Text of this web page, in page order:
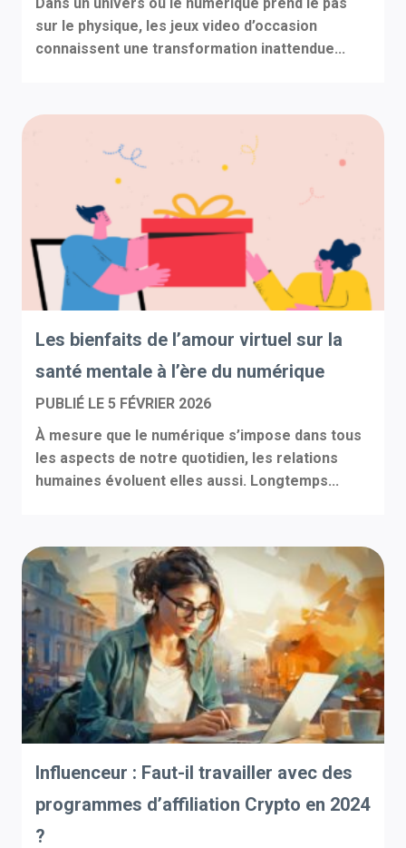
sur le physique, les jeux video d’occasion
connaissent une transformation inattendue...
Les bienfaits de l’amour virtuel sur la
santé mentale à l’ère du numérique
PUBLIÉ LE 5 FÉVRIER 2026
À mesure que le numérique s’impose dans tous
les aspects de notre quotidien, les relations
humaines évoluent elles aussi. Longtemps...
Influenceur : Faut-il travailler avec des
programmes d’affiliation Crypto en 2024
?